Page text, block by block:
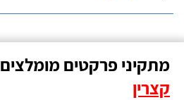
מתקיני פרקטים מומלצים
קצרין